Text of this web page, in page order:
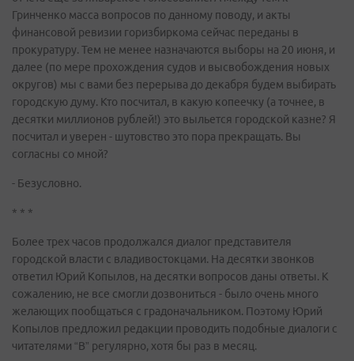
Гринченко масса вопросов по данному поводу, и акты
финансовой ревизии горизбиркома сейчас переданы в
прокуратуру. Тем не менее назначаются выборы на 20 июня, и
далее (по мере прохождения судов и высвобождения новых
округов) мы с вами без перерыва до декабря будем выбирать
городскую думу. Кто посчитал, в какую копеечку (а точнее, в
десятки миллионов рублей!) это выльется городской казне? Я
посчитал и уверен - шутовство это пора прекращать. Вы
согласны со мной?
- Безусловно.
* * *
Более трех часов продолжался диалог представителя
городской власти с владивостокцами. На десятки звонков
ответил Юрий Копылов, на десятки вопросов даны ответы. К
сожалению, не все смогли дозвониться - было очень много
желающих пообщаться с градоначальником. Поэтому Юрий
Копылов предложил редакции проводить подобные диалоги с
читателями “В” регулярно, хотя бы раз в месяц.